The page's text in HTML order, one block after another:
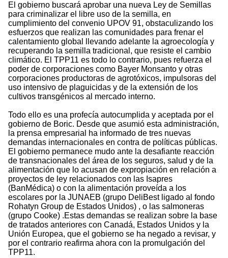
El gobierno buscará aprobar una nueva Ley de Semillas
para criminalizar el libre uso de la semilla, en
cumplimiento del convenio UPOV 91, obstaculizando los
esfuerzos que realizan las comunidades para frenar el
calentamiento global llevando adelante la agroecología y
recuperando la semilla tradicional, que resiste el cambio
climático. El TPP11 es todo lo contrario, pues refuerza el
poder de corporaciones como Bayer Monsanto y otras
corporaciones productoras de agrotóxicos, impulsoras del
uso intensivo de plaguicidas y de la extensión de los
cultivos transgénicos al mercado interno.
Todo ello es una profecía autocumplida y aceptada por el
gobierno de Boric. Desde que asumió esta administración,
la prensa empresarial ha informado de tres nuevas
demandas internacionales en contra de políticas públicas.
El gobierno permanece mudo ante la desafiante reacción
de transnacionales del área de los seguros, salud y de la
alimentación que lo acusan de expropiación en relación a
proyectos de ley relacionados con las Isapres
(BanMédica) o con la alimentación proveída a los
escolares por la JUNAEB (grupo DeliBest ligado al fondo
Rohatyn Group de Estados Unidos) , o las salmoneras
(grupo Cooke) .Estas demandas se realizan sobre la base
de tratados anteriores con Canadá, Estados Unidos y la
Unión Europea, que el gobierno se ha negado a revisar, y
por el contrario reafirma ahora con la promulgación del
TPP11.